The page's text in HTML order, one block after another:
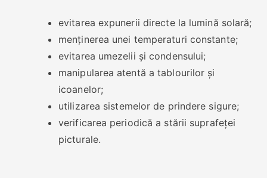
evitarea expunerii directe la lumină solară;
menținerea unei temperaturi constante;
evitarea umezelii și condensului;
manipularea atentă a tablourilor și
icoanelor;
utilizarea sistemelor de prindere sigure;
verificarea periodică a stării suprafeței
picturale.